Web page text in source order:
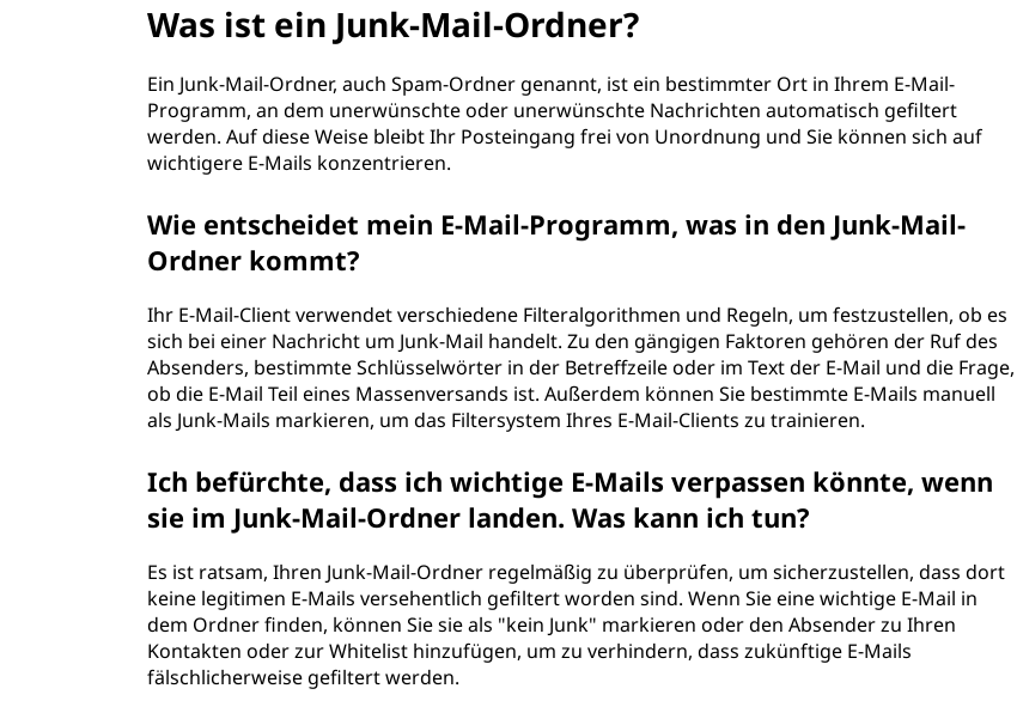
Was ist ein Junk-Mail-Ordner?
Ein Junk-Mail-Ordner, auch Spam-Ordner genannt, ist ein bestimmter Ort in Ihrem E-Mail-
Programm, an dem unerwünschte oder unerwünschte Nachrichten automatisch gefiltert
werden. Auf diese Weise bleibt Ihr Posteingang frei von Unordnung und Sie können sich auf
wichtigere E-Mails konzentrieren.
Wie entscheidet mein E-Mail-Programm, was in den Junk-Mail-
Ordner kommt?
Ihr E-Mail-Client verwendet verschiedene Filteralgorithmen und Regeln, um festzustellen, ob es
sich bei einer Nachricht um Junk-Mail handelt. Zu den gängigen Faktoren gehören der Ruf des
Absenders, bestimmte Schlüsselwörter in der Betreffzeile oder im Text der E-Mail und die Frage,
ob die E-Mail Teil eines Massenversands ist. Außerdem können Sie bestimmte E-Mails manuell
als Junk-Mails markieren, um das Filtersystem Ihres E-Mail-Clients zu trainieren.
Ich befürchte, dass ich wichtige E-Mails verpassen könnte, wenn
sie im Junk-Mail-Ordner landen. Was kann ich tun?
Es ist ratsam, Ihren Junk-Mail-Ordner regelmäßig zu überprüfen, um sicherzustellen, dass dort
keine legitimen E-Mails versehentlich gefiltert worden sind. Wenn Sie eine wichtige E-Mail in
dem Ordner finden, können Sie sie als "kein Junk" markieren oder den Absender zu Ihren
Kontakten oder zur Whitelist hinzufügen, um zu verhindern, dass zukünftige E-Mails
fälschlicherweise gefiltert werden.